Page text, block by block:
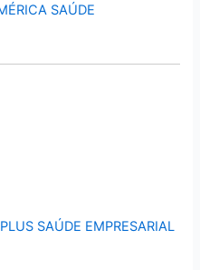
SAÚDE
SAÚDE EMPRESARIAL